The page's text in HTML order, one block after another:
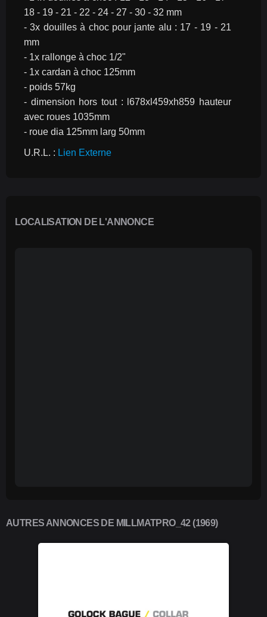
18 - 19 - 21 - 22 - 24 - 27 - 30 - 32 mm
- 3x douilles à choc pour jante alu : 17 - 19 - 21
mm
- 1x rallonge à choc 1/2"
- 1x cardan à choc 125mm
- poids 57kg
- dimension hors tout : l678xl459xh859 hauteur
avec roues 1035mm
- roue dia 125mm larg 50mm
U.R.L. : Lien Externe
LOCALISATION DE L'ANNONCE
AUTRES ANNONCES DE MILLMATPRO_42 (1969)